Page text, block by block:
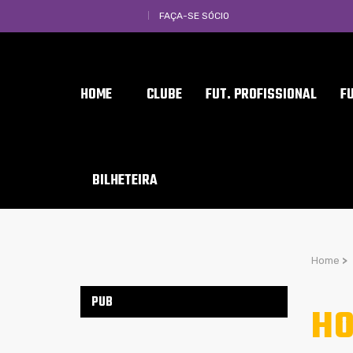
FAÇA-SE SÓCIO
HOME CLUBE FUT. PROFISSIONAL
BILHETEIRA
Home >
PUB